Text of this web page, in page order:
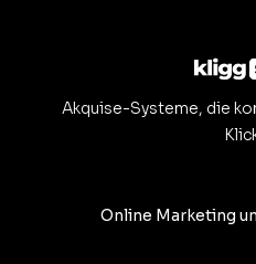
Akquise-Systeme, die
Online Marketing